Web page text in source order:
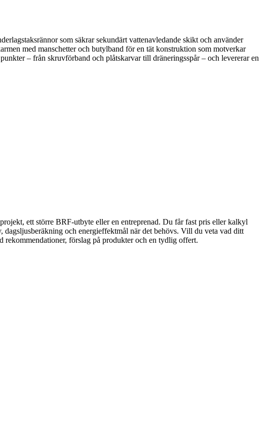
som säkrar sekundärt vattenavledande skikt och använder
med manschetter och butylband för en tät konstruktion som motverkar
– från skruvförband och plåtskarvar till dräneringsspår – och levererar en
ett större BRF-utbyte eller en entreprenad. Du får fast pris eller kalkyl
och energieffektmål när det behövs. Vill du veta vad ditt
förslag på produkter och en tydlig offert.